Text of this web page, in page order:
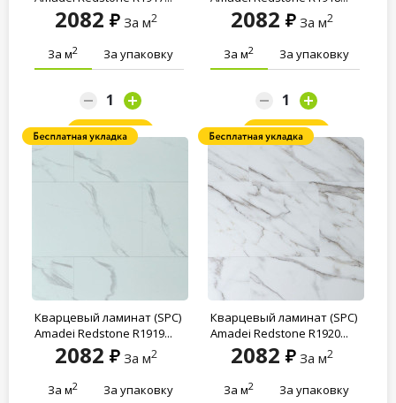
2082 За м2
За м2 За упаковку
Заказать
2082 За м2
За м2 За упаковку
Заказать
Кварцевый ламинат (SPC)
Amadei Redstone R1919...
2082 За м2
За м2 За упаковку
Кварцевый ламинат (SPC)
Amadei Redstone R1920...
2082 За м2
За м2 За упаковку